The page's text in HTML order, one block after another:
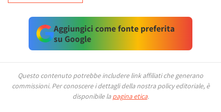
Aggiungici come fonte preferita
su Google
Questo contenuto potrebbe includere link affiliati che generano
commissioni. Per conoscere i dettagli della nostra policy editoriale, è
disponibile la pagina etica.